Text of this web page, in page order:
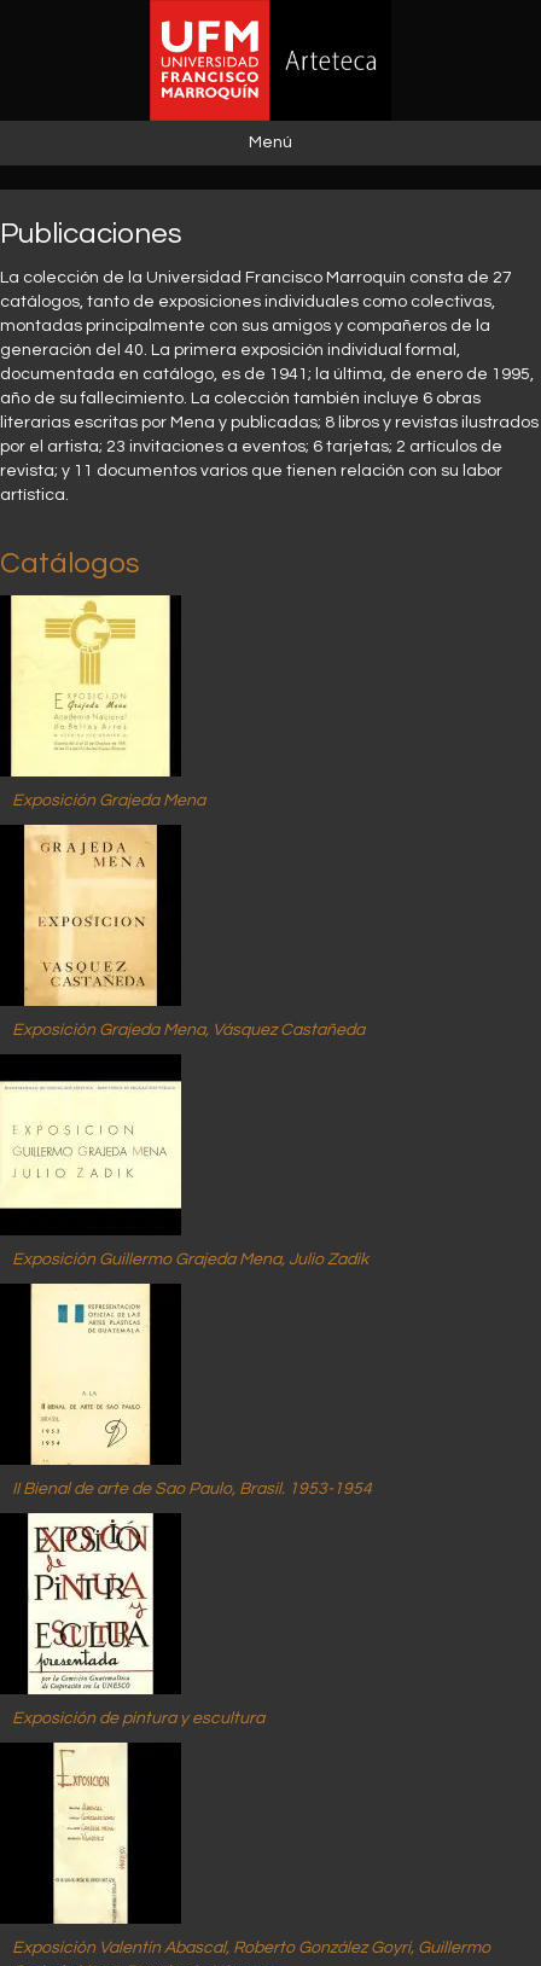
Menú
Publicaciones
La colección de la Universidad Francisco Marroquín consta de 27
catálogos, tanto de exposiciones individuales como colectivas,
montadas principalmente con sus amigos y compañeros de la
generación del 40. La primera exposición individual formal,
documentada en catálogo, es de 1941; la última, de enero de 1995,
año de su fallecimiento. La colección también incluye 6 obras
literarias escritas por Mena y publicadas; 8 libros y revistas ilustrados
por el artista; 23 invitaciones a eventos; 6 tarjetas; 2 artículos de
revista; y 11 documentos varios que tienen relación con su labor
artística.
Catálogos
Exposición Grajeda Mena
Exposición Grajeda Mena, Vásquez Castañeda
Exposición Guillermo Grajeda Mena, Julio Zadik
II Bienal de arte de Sao Paulo, Brasil. 1953-1954
Exposición de pintura y escultura
Exposición Valentín Abascal, Roberto González Goyri, Guillermo